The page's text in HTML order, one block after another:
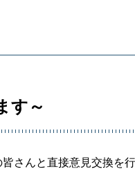
す～
さんと直接意見交換を